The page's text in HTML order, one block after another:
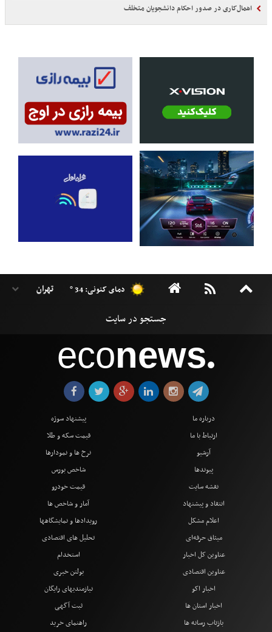
اهمال‌کاری در صدور احکام‌ دانشجویان متخلف
دمای کنونی: 34 °
econews●
درباره ما
ارتباط با ما
آرشیو
پیوندها
نقشه سایت
انتقاد و پیشنهاد
اعلام مشکل
میثاق حرفه‌ای
پیشنهاد سوژه
قیمت سکه و طلا
نرخ ها و نمودارها
شاخص بورس
قیمت خودرو
آمار و شاخص ها
رویدادها و نمایشگاهها
تحلیل های اقتصادی
عناوین کل اخبار
عناوین اقتصادی
اخبار اکو
اخبار استان ها
بازتاب رسانه ها
استخدام
بولتن خبری
نیازمندیهای رایگان
ثبت آگهی
راهنمای خرید